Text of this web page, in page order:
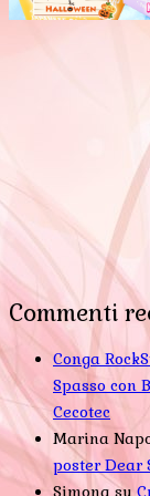
Commenti
Conga
Spasso con
Cecotec
Marina
poster Dear
Simona su